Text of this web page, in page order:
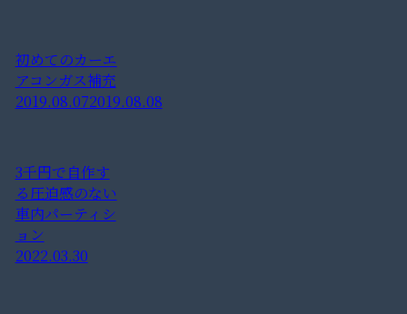
初めてのカーエ
アコンガス補充
2019.08.072019.08.08
3千円で自作す
る圧迫感のない
車内パーティシ
ョン
2022.03.30